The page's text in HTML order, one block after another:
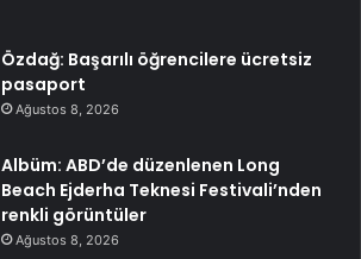
Özdağ: Başarılı öğrencilere ücretsiz
pasaport
Ağustos 8, 2026
Albüm: ABD’de düzenlenen Long
Beach Ejderha Teknesi Festivali’nden
renkli görüntüler
Ağustos 8, 2026